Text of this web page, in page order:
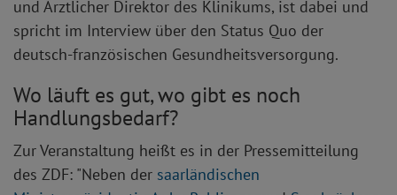
und Ärztlicher Direktor des Klinikums, ist dabei und
spricht im Interview über den Status Quo der
deutsch-französischen Gesundheitsversorgung.
Wo läuft es gut, wo gibt es noch
Handlungsbedarf?
Zur Veranstaltung heißt es in der Pressemitteilung
des ZDF: "Neben der saarländischen